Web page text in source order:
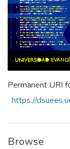
Permanent URI
https://
Browse